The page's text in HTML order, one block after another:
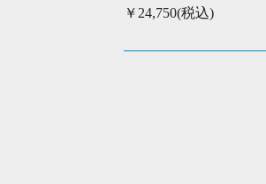
￥24,750(税込)